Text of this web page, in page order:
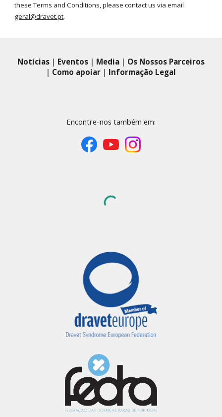
these Terms and Conditions, please contact us via email
geral@dravet.pt.
Notícias | Eventos | Media | Os Nossos Parceiros
| Como apoiar | Informação Legal
Encontre-nos também em: